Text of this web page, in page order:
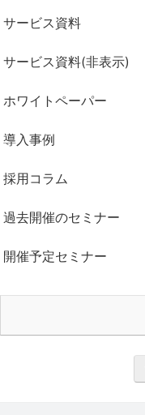
サービス資料
サービス資料(非表示)
ホワイトペーパー
導入事例
採用コラム
過去開催のセミナー
開催予定セミナー